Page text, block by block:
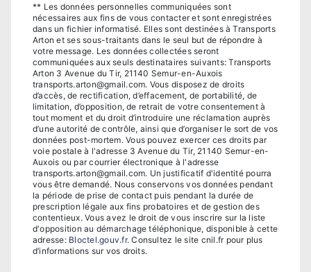
** Les données personnelles communiquées sont
nécessaires aux fins de vous contacter et sont enregistrées
dans un fichier informatisé. Elles sont destinées à Transports
Arton et ses sous-traitants dans le seul but de répondre à
votre message. Les données collectées seront
communiquées aux seuls destinataires suivants: Transports
Arton 3 Avenue du Tir, 21140 Semur-en-Auxois
transports.arton@gmail.com. Vous disposez de droits
d’accès, de rectification, d’effacement, de portabilité, de
limitation, d’opposition, de retrait de votre consentement à
tout moment et du droit d’introduire une réclamation auprès
d’une autorité de contrôle, ainsi que d’organiser le sort de vos
données post-mortem. Vous pouvez exercer ces droits par
voie postale à l'adresse 3 Avenue du Tir, 21140 Semur-en-
Auxois ou par courrier électronique à l'adresse
transports.arton@gmail.com. Un justificatif d'identité pourra
vous être demandé. Nous conservons vos données pendant
la période de prise de contact puis pendant la durée de
prescription légale aux fins probatoires et de gestion des
contentieux. Vous avez le droit de vous inscrire sur la liste
d'opposition au démarchage téléphonique, disponible à cette
adresse: Bloctel.gouv.fr. Consultez le site cnil.fr pour plus
d’informations sur vos droits.